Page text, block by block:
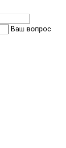
Ваш вопрос